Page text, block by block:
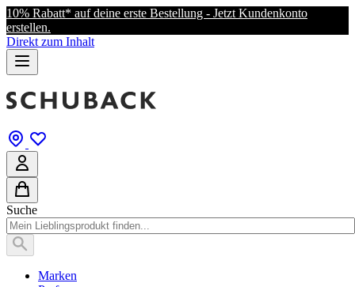
10% Rabatt* auf deine erste Bestellung - Jetzt Kundenkonto
erstellen.
Direkt zum Inhalt
Suche
Marken